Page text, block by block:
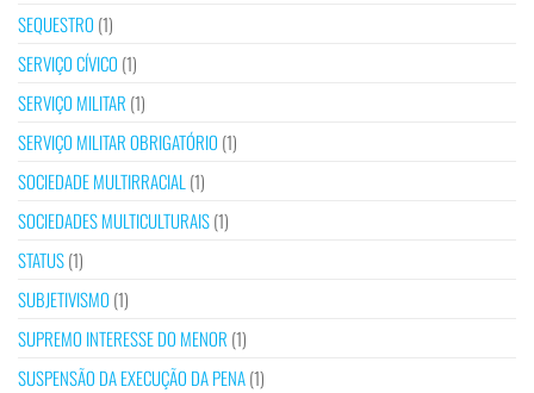
SEQUESTRO (1)
SERVIÇO CÍVICO (1)
SERVIÇO MILITAR (1)
SERVIÇO MILITAR OBRIGATÓRIO (1)
SOCIEDADE MULTIRRACIAL (1)
SOCIEDADES MULTICULTURAIS(1)
STATUS(1)
SUBJETIVISMO (1)
SUPREMO INTERESSE DO MENOR (1)
SUSPENSÃO DA EXECUÇÃO DA PENA(1)